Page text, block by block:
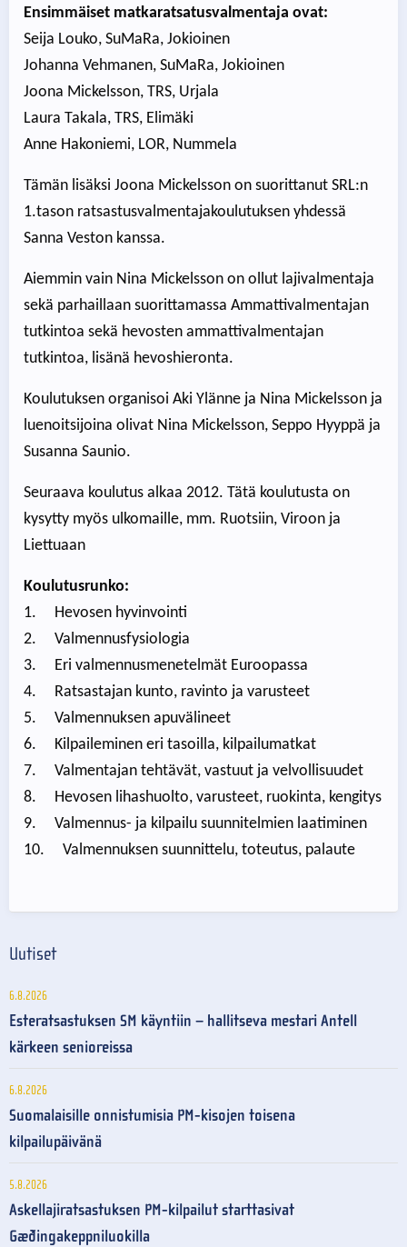
Ensimmäiset matkaratsatusvalmentaja ovat:
Seija Louko, SuMaRa, Jokioinen
Johanna Vehmanen, SuMaRa, Jokioinen
Joona Mickelsson, TRS, Urjala
Laura Takala, TRS, Elimäki
Anne Hakoniemi, LOR, Nummela
Tämän lisäksi Joona Mickelsson on suorittanut SRL:n
1.tason ratsastusvalmentajakoulutuksen yhdessä
Sanna Veston kanssa.
Aiemmin vain Nina Mickelsson on ollut lajivalmentaja
sekä parhaillaan suorittamassa Ammattivalmentajan
tutkintoa sekä hevosten ammattivalmentajan
tutkintoa, lisänä hevoshieronta.
Koulutuksen organisoi Aki Ylänne ja Nina Mickelsson ja
luenoitsijoina olivat Nina Mickelsson, Seppo Hyyppä ja
Susanna Saunio.
Seuraava koulutus alkaa 2012. Tätä koulutusta on
kysytty myös ulkomaille, mm. Ruotsiin, Viroon ja
Liettuaan
Koulutusrunko:
1. Hevosen hyvinvointi
2. Valmennusfysiologia
3. Eri valmennusmenetelmät Euroopassa
4. Ratsastajan kunto, ravinto ja varusteet
5. Valmennuksen apuvälineet
6. Kilpaileminen eri tasoilla, kilpailumatkat
7. Valmentajan tehtävät, vastuut ja velvollisuudet
8. Hevosen lihashuolto, varusteet, ruokinta, kengitys
9. Valmennus- ja kilpailu suunnitelmien laatiminen
10. Valmennuksen suunnittelu, toteutus, palaute
Uutiset
6.8.2026
Esteratsastuksen SM käyntiin – hallitseva mestari Antell
kärkeen senioreissa
6.8.2026
Suomalaisille onnistumisia PM-kisojen toisena
kilpailupäivänä
5.8.2026
Askellajiratsastuksen PM-kilpailut starttasivat
Gæðingakeppniluokilla